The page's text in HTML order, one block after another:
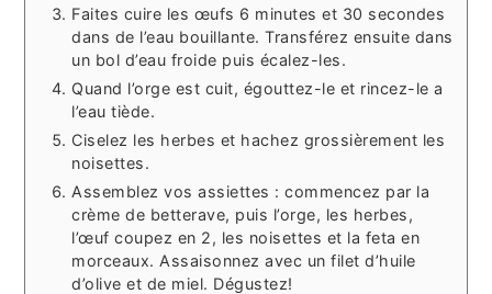
Faites cuire les œufs 6 minutes et 30 secondes
dans de l’eau bouillante. Transférez ensuite dans
un bol d’eau froide puis écalez-les.
Quand l’orge est cuit, égouttez-le et rincez-le a
l’eau tiède.
Ciselez les herbes et hachez grossièrement les
noisettes.
Assemblez vos assiettes : commencez par la
crème de betterave, puis l’orge, les herbes,
l’œuf coupez en 2, les noisettes et la feta en
morceaux. Assaisonnez avec un filet d’huile
d’olive et de miel. Dégustez!